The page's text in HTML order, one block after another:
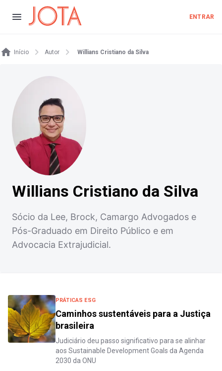
ENTRAR
Início Autor Willians Cristiano da Silva
Willians Cristiano da Silva
Sócio da Lee, Brock, Camargo Advogados e
Pós-Graduado em Direito Público e em
Advocacia Extrajudicial.
PRÁTICAS ESG
Caminhos sustentáveis para a Justiça
brasileira
Judiciário deu passo significativo para se alinhar
aos Sustainable Development Goals da Agenda
2030 da ONU